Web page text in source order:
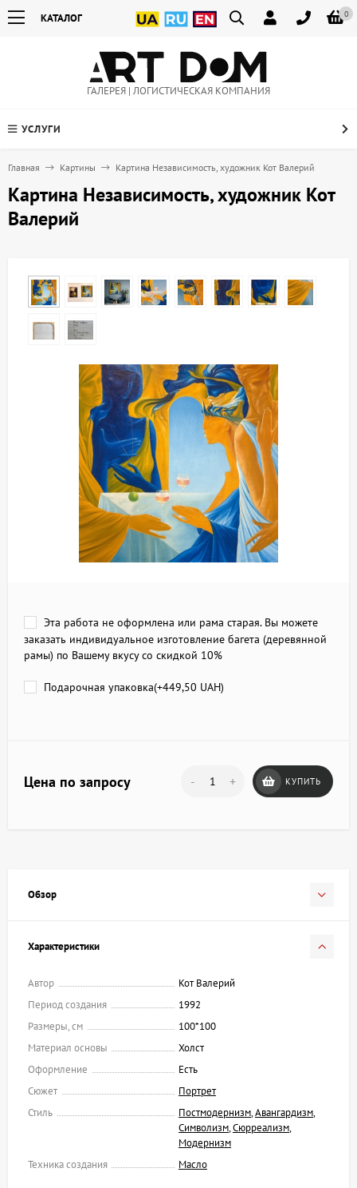
0
КАТАЛОГ
ГАЛЕРЕЯ | ЛОГИСТИЧЕСКАЯ КОМПАНИЯ
УСЛУГИ
Главная Картины Картина Независимость, художник Кот Валерий
Картина Независимость, художник Кот
Валерий
Эта работа не оформлена или рама старая. Вы можете
заказать индивидуальное изготовление багета (деревянной
рамы) по Вашему вкусу со скидкой 10%
Подарочная упаковка(+449,50 UAH)
Цена по запросу - + КУПИТЬ
Обзор
Характеристики
Автор
Кот Валерий
Период создания
1992
Размеры, см
100*100
Материал основы
Холст
Оформление
Есть
Сюжет
Портрет
Стиль
Постмодернизм,Авангардизм,
Символизм,Сюрреализм,
Модернизм
Техника создания
Масло